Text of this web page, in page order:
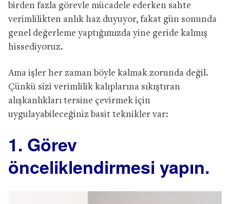
birden fazla görevle mücadele ederken sahte
verimlilikten anlık haz duyuyor, fakat gün sonunda
genel değerleme yaptığımızda yine geride kalmış
hissediyoruz.
Ama işler her zaman böyle kalmak zorunda değil.
Çünkü sizi verimlilik kalıplarına sıkıştıran
alışkanlıkları tersine çevirmek için
uygulayabileceğiniz basit teknikler var:
1. Görev
önceliklendirmesi yapın.